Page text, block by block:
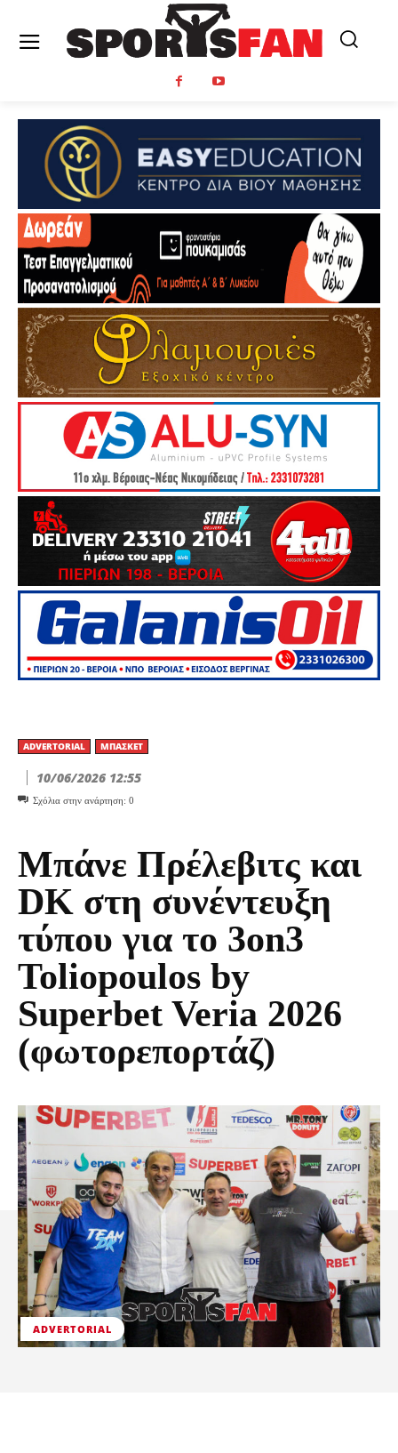
ADVERTORIAL ΜΠΆΣΚΕΤ
10/06/2026 12:55
Σχόλια στην ανάρτηση: 0
Μπάνε Πρέλεβιτς και
DK στη συνέντευξη
τύπου για το 3on3
Toliopoulos by
Superbet Veria 2026
(φωτορεπορτάζ)
ADVERTORIAL